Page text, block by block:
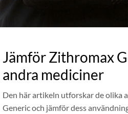
Jämför Zithromax
andra mediciner
Den här artikeln utforskar de olika
Generic och jämför dess